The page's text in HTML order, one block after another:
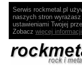
Serwis rockmetal.pl
naszych stron
ustawieniami Twojej
Zobacz więcej informacji